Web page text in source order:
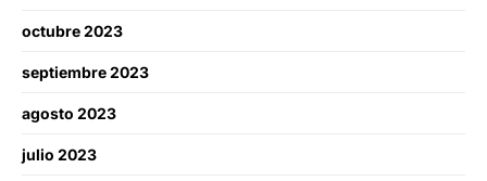
octubre 2023
septiembre 2023
agosto 2023
julio 2023